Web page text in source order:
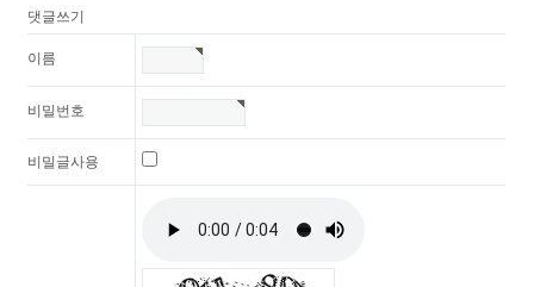
댓글쓰기
이름
비밀번호
비밀글사용